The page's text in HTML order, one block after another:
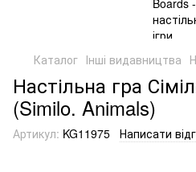
Каталог Інші видавництва
Настільна гра
(Similo. Animals)
Артикул: KG11975 Написати